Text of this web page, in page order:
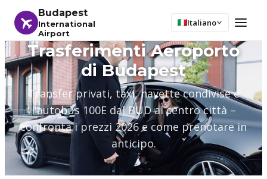
Budapest
International
Airport
Italiano
Trasferimenti Aeroporto
di Budapest
Transfer privati, taxi, navette condivise e
l'autobus 100E dal BUD al centro città –
confronta i prezzi 2026 e come prenotare in
anticipo.